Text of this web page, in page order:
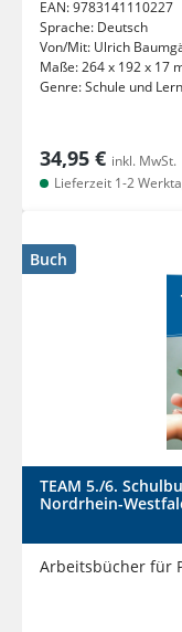
EAN:9783141110227
Sprache: Deutsch
Von/Mit: Ulrich
Maße:264 x 192 x 17
Genre:Schule und
34,95 € inkl. MwSt.
Lieferzeit 1-2
Buch
TEAM 5./6.
Nordrhein-
Arbeitsbücher für